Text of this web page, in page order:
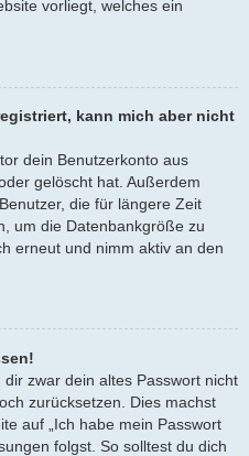
vorliegt, welches ein
kann mich aber nicht
dein Benutzerkonto aus
gelöscht hat. Außerdem
die für längere Zeit
um die Datenbankgröße zu
erneut und nimm aktiv an den
zwar dein altes Passwort nicht
zurücksetzen. Dies machst
auf „Ich habe mein Passwort
folgst. So solltest du dich